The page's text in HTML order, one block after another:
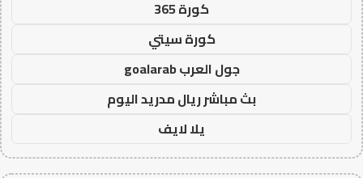
كورة 365
كورة سيتي
جول العرب goalarab
بث مباشر ريال مدريد اليوم
يلا لايف